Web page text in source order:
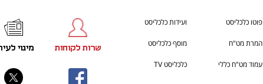
פוטו כלכליסט ועידות כלכליסט
המרת מט"ח מוסף כלכליסט
עמוד מט"ח כללי כלכליסט TV
שרות לקוחות מינוי